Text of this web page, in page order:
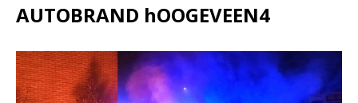
AUTOBRAND hOOGEVEEN4